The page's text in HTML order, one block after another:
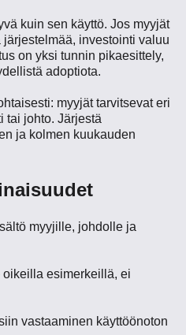
kuin sen käyttö. Jos myyjät
investointi valuu
on yksi tunnin pikaesittely,
adoptiota.
myyjät tarvitsevat eri
tai johto. Järjestä
ja kolmen kuukauden
myyjille, johdolle ja
oikeilla esimerkeillä, ei
vastaaminen käyttöönoton